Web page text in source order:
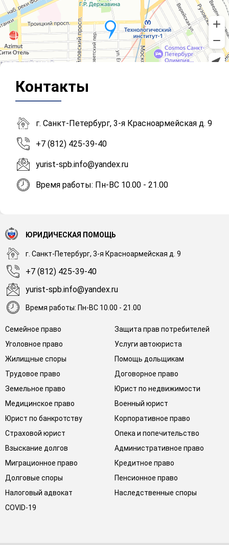
Контакты
г. Санкт-Петербург, 3-я Красноармейская д. 9
+7 (812) 425-39-40
yurist-spb.info@yandex.ru
Время работы: Пн-ВС 10.00 - 21.00
Семейное право
Защита прав потребителей
Уголовное право
Услуги автоюриста
Жилищные споры
Помощь дольщикам
Трудовое право
Договорное право
Земельное право
Юрист по недвижимости
Медицинское право
Военный юрист
Юрист по банкротству
Корпоративное право
Страховой юрист
Опека и попечительство
Взыскание долгов
Административное право
Миграционное право
Кредитное право
Долговые споры
Пенсионное право
Налоговый адвокат
Наследственные споры
COVID-19
ЮРИДИЧЕСКАЯ ПОМОЩЬ
г. Санкт-Петербург, 3-я Красноармейская д. 9
+7 (812) 425-39-40
yurist-spb.info@yandex.ru
Время работы: Пн-ВС 10.00 - 21.00